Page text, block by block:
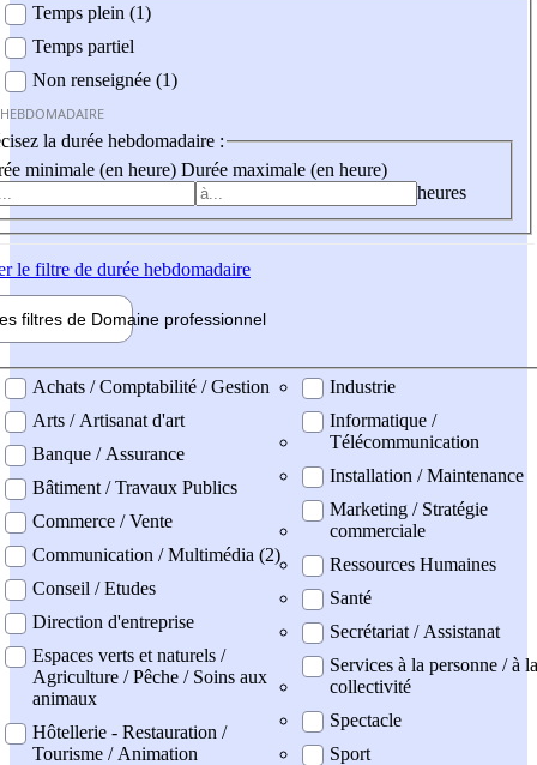
Temps plein (1)
Temps partiel
Non renseignée (1)
la durée hebdomadaire :
minimale (en heure) Durée maximale (en heure)
heures
le filtre de durée hebdomadaire
filtres de Domaine professionnel
professionel
Achats / Comptabilité / Gestion
Arts / Artisanat d'art
Banque / Assurance
Bâtiment / Travaux Publics
Commerce / Vente
Communication / Multimédia (2)
Conseil / Etudes
Direction d'entreprise
Espaces verts et naturels /
Agriculture / Pêche / Soins aux
animaux
Hôtellerie - Restauration /
Tourisme / Animation
Industrie
Informatique /
Télécommunication
Installation / Maintenance
Marketing / Stratégie
commerciale
Ressources Humaines
Santé
Secrétariat / Assistanat
Services à la personne / à la
collectivité
Spectacle
Sport